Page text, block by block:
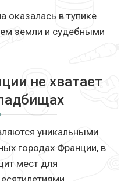
оказалась в тупике
земли и судебными
не хватает
уникальными
городах Франции, в
мест для